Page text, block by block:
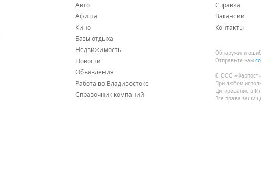
Авто
Афиша
Кино
Базы отдыха
Недвижимость
Новости
Объявления
Работа во Владивостоке
Справочник компаний
Справка
Вакансии
Контакты
Обнаружили
Отправьте нам
© ООО
При любом
Цитирование в
Все права